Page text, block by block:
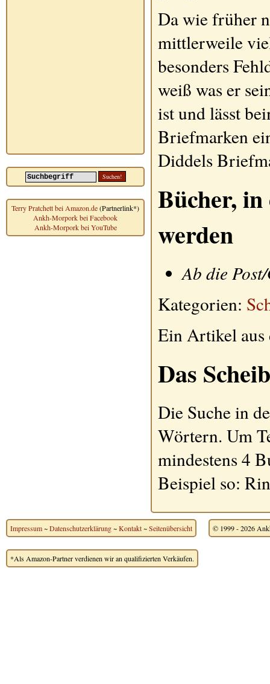
Terry Pratchett bei Amazon.de(Partnerlink*)
Ankh-Morpork bei Facebook
Ankh-Morpork bei YouTube
Da wie früher
mittlerweile
besonders
weiß was er
ist und lässt
Briefmarken
Diddels
Bücher,
werden
Ab die
Kategorien:
Ein Artikel
Das
Die Suche in
Wörtern. Um
mindestens 4
Beispiel so:
Impressum~Datenschutzerklärung~Kontakt~Seitenübersicht © 1999 - 2026
*Als Amazon-Partner verdienen wir an qualifizierten Verkäufen.